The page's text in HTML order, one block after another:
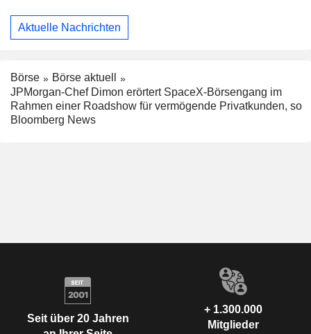
Aktuelle Nachrichten
Börse
Börse aktuell
JPMorgan-Chef Dimon erörtert SpaceX-Börsengang im
Rahmen einer Roadshow für vermögende Privatkunden, so
Bloomberg News
Seit über 20 Jahren
+ 1.300.000
Mitglieder